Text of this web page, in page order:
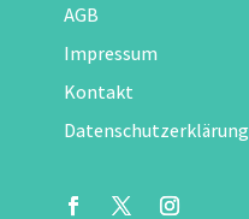
AGB
Impressum
Kontakt
Datenschutzerklärung